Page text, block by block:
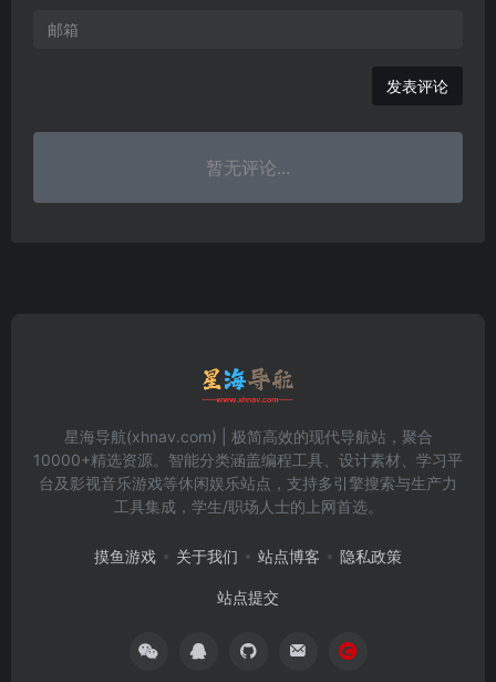
发表评论
暂无评论...
星海导航(xhnav.com) | 极简高效的现代导航站，聚合
10000+精选资源。智能分类涵盖编程工具、设计素材、学习平
台及影视音乐游戏等休闲娱乐站点，支持多引擎搜索与生产力
工具集成，学生/职场人士的上网首选。
摸鱼游戏 关于我们 站点博客 隐私政策
站点提交